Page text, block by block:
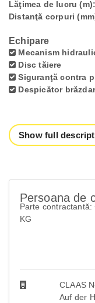
Lăţimea de lucru (m):
Distanţă corpuri
Echipare
Mecanism
Disc tăiere
Siguranţă contra
Despicător
Show full
Persoana de
Parte contractantă:
KG
CLAAS
Auf der